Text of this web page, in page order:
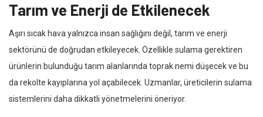
Tarım ve Enerji de Etkilenecek
Aşırı sıcak hava yalnızca insan sağlığını değil, tarım ve enerji
sektörünü de doğrudan etkileyecek. Özellikle sulama gerektiren
ürünlerin bulunduğu tarım alanlarında toprak nemi düşecek ve bu
da rekolte kayıplarına yol açabilecek. Uzmanlar, üreticilerin sulama
sistemlerini daha dikkatli yönetmelerini öneriyor.